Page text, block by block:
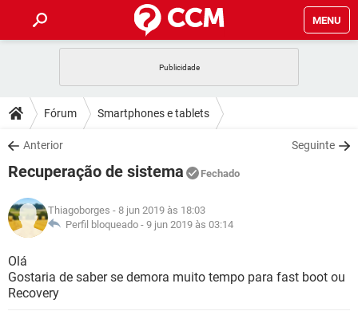
MENU
CELULAR FACEBOOK
OUTLOOK
INSTAGRAM GMAIL
GUIA DE COMPRAS
DICAS
JOGOS WHATSAPP
INSTAGRAM GMAIL
GUIA DE COMPRAS
DOWNLOADS
JOGOS WHATSAPP
CELULAR
OUTLOOK EXCEL
INSTAGRAM
GUIA DE COMPRAS
FÓRUM
JOGOS WHATSAPP
CELULAR
OUTLOOK
INSTAGRAM
GLOSSÁRIO
JOGOS
CELULAR FACEBOOK
Fórum Smartphones e tablets
Anterior Seguinte
Recuperação de sistema Fechado
Thiagoborges - 8 jun 2019 às 18:03
Perfil bloqueado - 9 jun 2019 às 03:14
Olá
Gostaria de saber se demora muito tempo para fast boot ou
Recovery